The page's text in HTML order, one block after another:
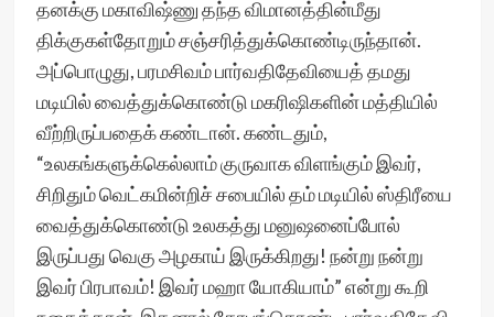
தனக்கு மகாவிஷ்ணு தந்த விமானத்தின்மீது
திக்குகள்தோறும் சஞ்சரித்துக்கொண்டிருந்தான்.
அப்பொழுது, பரமசிவம் பார்வதிதேவியைத் தமது
மடியில் வைத்துக்கொண்டு மகரிஷிகளின் மத்தியில்
வீற்றிருப்பதைக் கண்டான். கண்டதும்,
“உலகங்களுக்கெல்லாம் குருவாக விளங்கும் இவர்,
சிறிதும் வெட்கமின்றிச் சபையில் தம் மடியில் ஸ்திரீயை
வைத்துக்கொண்டு உலகத்து மனுஷனைப்போல்
இருப்பது வெகு அழகாய் இருக்கிறது! நன்று நன்று
இவர் பிரபாவம்! இவர் மஹா யோகியாம்” என்று கூறி